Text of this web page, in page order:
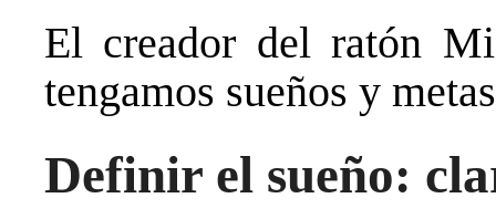
El creador del ratón
tengamos sueños y
Definir el sueño: